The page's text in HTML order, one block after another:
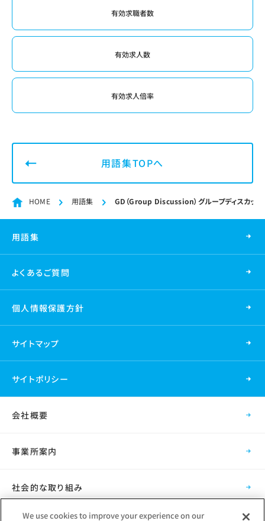
有効求職者数
有効求人数
有効求人倍率
用語集TOPへ
HOME 用語集 GD（Group Discussion）グループディスカッシ
用語集
よくあるご質問
個人情報保護方針
サイトマップ
サイトポリシー
会社概要
事業所案内
社会的な取り組み
We use cookies to improve your experience on our